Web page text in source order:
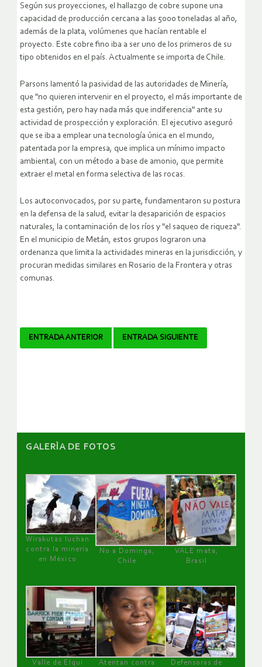
Según sus proyecciones, el hallazgo de cobre supone una
capacidad de producción cercana a las 5000 toneladas al año,
además de la plata, volúmenes que hacían rentable el
proyecto. Este cobre fino iba a ser uno de los primeros de su
tipo obtenidos en el país. Actualmente se importa de Chile.
Parsons lamentó la pasividad de las autoridades de Minería,
que "no quieren intervenir en el proyecto, el más importante de
esta gestión, pero hay nada más que indiferencia" ante su
actividad de prospección y exploración. El ejecutivo aseguró
que se iba a emplear una tecnología única en el mundo,
patentada por la empresa, que implica un mínimo impacto
ambiental, con un método a base de amonio, que permite
extraer el metal en forma selectiva de las rocas.
Los autoconvocados, por su parte, fundamentaron su postura
en la defensa de la salud, evitar la desaparición de espacios
naturales, la contaminación de los ríos y "el saqueo de riqueza".
En el municipio de Metán, estos grupos lograron una
ordenanza que limita la actividades mineras en la jurisdicción, y
procuran medidas similares en Rosario de la Frontera y otras
comunas.
Navegador
ENTRADA ANTERIOR ENTRADA SIGUIENTE
GALERÌA DE FOTOS
Wirakutas luchan
contra la minería
en México
No a Dominga,
Chile
VALE mata,
Brasil
Valle de Elqui
Atentan contra
Defensoras de